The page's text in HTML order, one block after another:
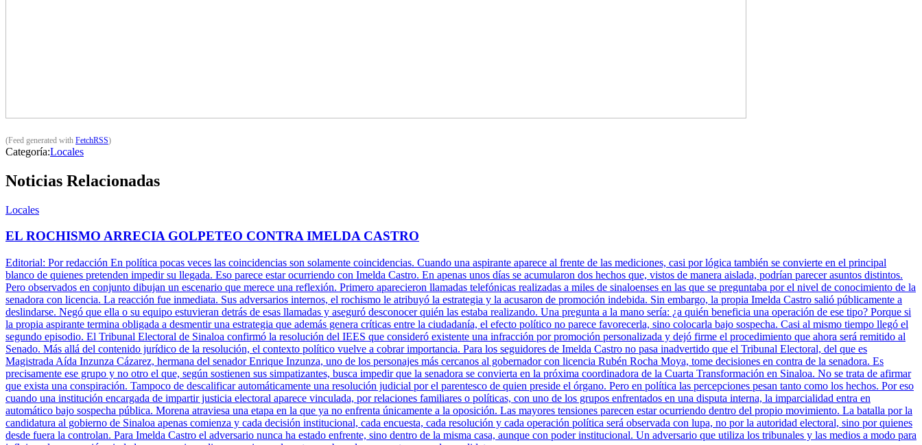
(Feed generated with FetchRSS)
Categoría:Locales
Noticias Relacionadas
Locales
EL ROCHISMO ARRECIA GOLPETEO CONTRA IMELDA CASTRO
Editorial: Por redacción En política pocas veces las coincidencias son solamente coincidencias. Cuando una aspirante aparece al frente de las mediciones, casi por lógica también se convierte en el principal
blanco de quienes pretenden impedir su llegada. Eso parece estar ocurriendo con Imelda Castro. En apenas unos días se acumularon dos hechos que, vistos de manera aislada, podrían parecer asuntos distintos.
Pero observados en conjunto dibujan un escenario que merece una reflexión. Primero aparecieron llamadas telefónicas realizadas a miles de sinaloenses en las que se preguntaba por el nivel de conocimiento de la
senadora con licencia. La reacción fue inmediata. Sus adversarios internos, el rochismo le atribuyó la estrategia y la acusaron de promoción indebida. Sin embargo, la propia Imelda Castro salió públicamente a
deslindarse. Negó que ella o su equipo estuvieran detrás de esas llamadas y aseguró desconocer quién las estaba realizando. Una pregunta a la mano sería: ¿a quién beneficia una operación de ese tipo? Porque si
la propia aspirante termina obligada a desmentir una estrategia que además genera críticas entre la ciudadanía, el efecto político no parece favorecerla, sino colocarla bajo sospecha. Casi al mismo tiempo llegó el
segundo episodio. El Tribunal Electoral de Sinaloa confirmó la resolución del IEES que consideró existente una infracción por promoción personalizada y dejó firme el procedimiento que ahora será remitido al
Senado. Más allá del contenido jurídico de la resolución, el contexto político vuelve a cobrar importancia. Para los seguidores de Imelda Castro no pasa inadvertido que el Tribunal Electoral, del que es
Magistrada Aída Inzunza Cázarez, hermana del senador Enrique Inzunza, uno de los personajes más cercanos al gobernador con licencia Rubén Rocha Moya, tome decisiones en contra de la senadora. Es
precisamente ese grupo y no otro el que, según sostienen sus simpatizantes, busca impedir que la senadora se convierta en la próxima coordinadora de la Cuarta Transformación en Sinaloa. No se trata de afirmar
que exista una conspiración. Tampoco de descalificar automáticamente una resolución judicial por el parentesco de quien preside el órgano. Pero en política las percepciones pesan tanto como los hechos. Por eso
cuando una institución encargada de impartir justicia electoral aparece vinculada, por relaciones familiares o políticas, con uno de los grupos enfrentados en una disputa interna, la imparcialidad entra en
automático bajo sospecha pública. Morena atraviesa una etapa en la que ya no enfrenta únicamente a la oposición. Las mayores tensiones parecen estar ocurriendo dentro del propio movimiento. La batalla por la
candidatura al gobierno de Sinaloa apenas comienza y cada decisión institucional, cada encuesta, cada resolución y cada operación política será observada con lupa, no por la autoridad electoral, sino por quienes
desde fuera la controlan. Para Imelda Castro el adversario nunca ha estado enfrente, sino dentro de la misma casa, aunque con poder institucional. Un adversario que utiliza los tribunales y las medios a modo para